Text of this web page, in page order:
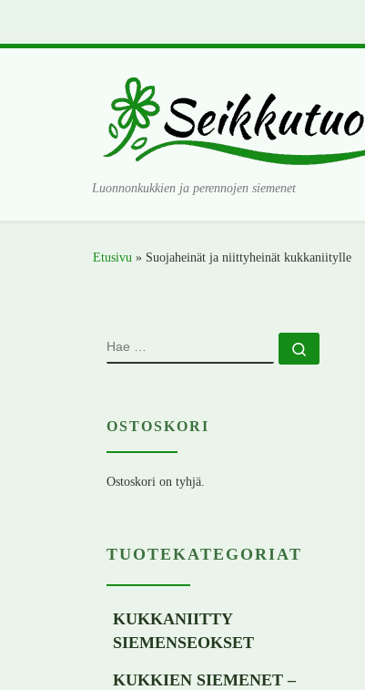
Luonnonkukkien ja perennojen siemenet
Etusivu » Suojaheinät ja niittyheinät kukkaniitylle
HAE
OSTOSKORI
Ostoskori on tyhjä.
TUOTEKATEGORIAT
KUKKANIITTY
SIEMENSEOKSET
KUKKIEN SIEMENET –